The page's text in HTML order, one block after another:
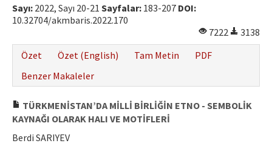
Sayı: 2022, Sayı 20-21 Sayfalar: 183-207 DOI:
10.32704/akmbaris.2022.170
7222
3138
Özet
Özet (English) Tam Metin
PDF
Benzer Makaleler
TÜRKMENİSTAN’DA MİLLİ BİRLİĞİN ETNO - SEMBOLİK
KAYNAĞI OLARAK HALI VE MOTİFLERİ
Berdi SARIYEV